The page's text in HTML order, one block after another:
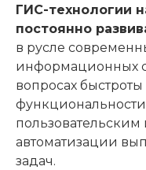
ГИС-технологии
постоянно
в русле
информационных
вопросах
автоматизации
задач.